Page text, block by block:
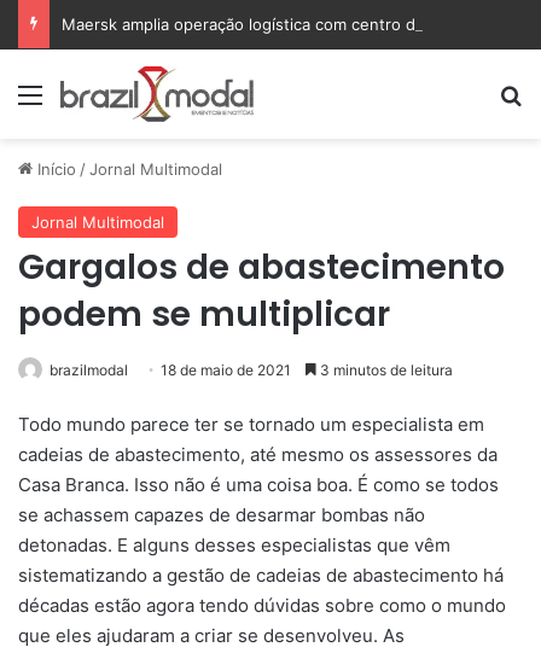
Menu
Início /Jornal Multimodal
Jornal Multimodal
Gargalos de abastecimento
podem se multiplicar
brazilmodal 18 de maio de 2021 3 minutos de leitura
Todo mundo parece ter se tornado um especialista em
cadeias de abastecimento, até mesmo os assessores da
Casa Branca. Isso não é uma coisa boa. É como se todos
se achassem capazes de desarmar bombas não
detonadas. E alguns desses especialistas que vêm
sistematizando a gestão de cadeias de abastecimento há
décadas estão agora tendo dúvidas sobre como o mundo
que eles ajudaram a criar se desenvolveu. As